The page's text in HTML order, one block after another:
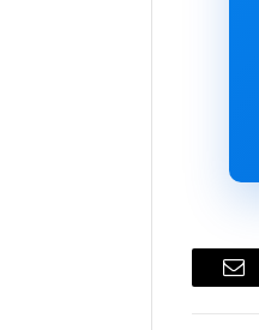
البريد